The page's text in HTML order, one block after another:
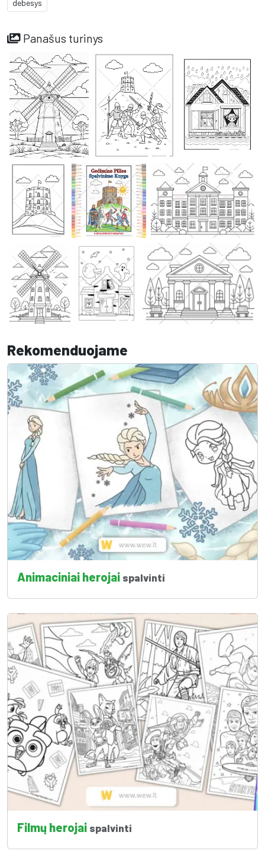
debesys
Panašus turinys
Rekomenduojame
Animaciniai herojai spalvinti
Filmų herojai spalvinti